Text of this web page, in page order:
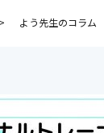
よう先生のコラム